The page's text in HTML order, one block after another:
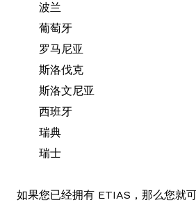
波兰
葡萄牙
罗马尼亚
斯洛伐克
斯洛文尼亚
西班牙
瑞典
瑞士
如果您已经拥有 ETIAS，那么您就